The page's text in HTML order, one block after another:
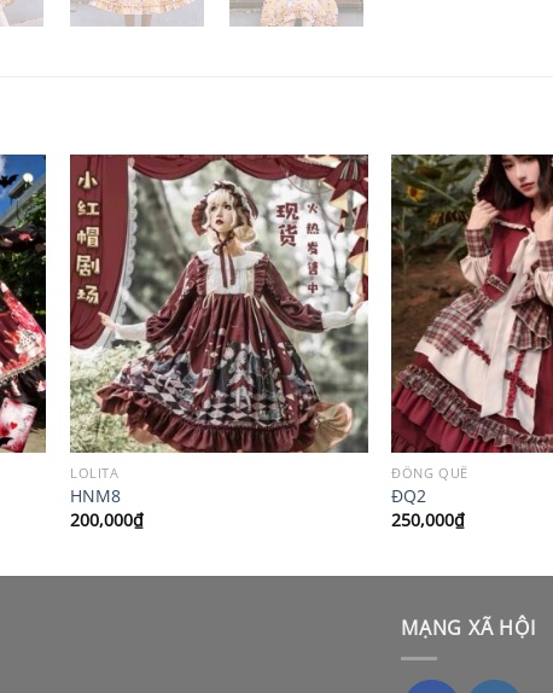
LOLITA
HNM8
200,000₫
ĐỒNG QUÊ
ĐQ2
250,000₫
MẠNG XÃ HỘI